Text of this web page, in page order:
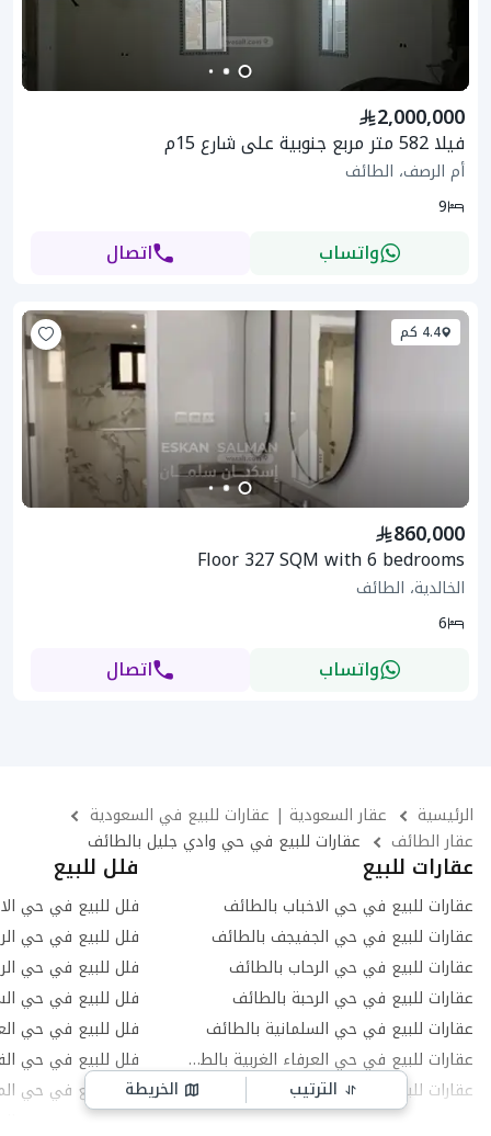
الترتيب الخريطة
2,000,000
فيلا 582 متر مربع جنوبية على شارع 15م
أم الرصف، الطائف
9
واتساب اتصال
4.4 كم
860,000
Floor 327 SQM with 6 bedrooms
الخالدية، الطائف
6
واتساب اتصال
الرئيسية
عقار السعودية | عقارات للبيع في السعودية
عقار الطائف
عقارات للبيع في حي وادي جليل بالطائف
عقارات للبيع
عقارات للبيع في حي الاخباب بالطائف
عقارات للبيع في حي الجفيجف بالطائف
عقارات للبيع في حي الرحاب بالطائف
عقارات للبيع في حي الرحبة بالطائف
عقارات للبيع في حي السلمانية بالطائف
عقارات للبيع في حي العرفاء الغربية بالطائف
عقارات للبيع في حي القهيب بالطائف
عقارات للبيع في حي الواسط بالطائف
فلل للبيع
فلل للبيع في حي
فلل للبيع في حي
فلل للبيع في حي
فلل للبيع في حي
فلل للبيع في حي
فلل للبيع في حي
فلل للبيع في حي
فلل للبيع في حي